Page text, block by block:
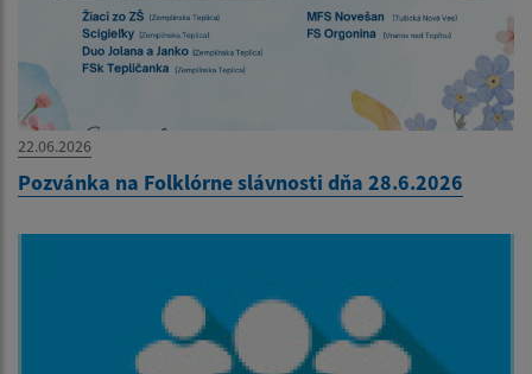
22.06.2026
Pozvánka na Folklórne slávnosti dňa 28.6.2026